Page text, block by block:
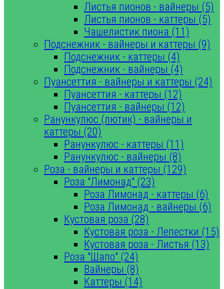
Листья пионов - вайнеры (5)
Листья пионов - каттеры (5)
Чашелистик пиона (11)
Подснежник - вайнеры и каттеры (9)
Подснежник - каттеры (4)
Подснежник - вайнеры (4)
Пуансеттия - вайнеры и каттеры (24)
Пуансеттия - каттеры (12)
Пуансеттия - вайнеры (12)
Ранункулюс (лютик) - вайнеры и
каттеры (20)
Ранункулюс - каттеры (11)
Ранункулюс - вайнеры (8)
Роза - вайнеры и каттеры (129)
Роза "Лимонад" (23)
Роза Лимонад - каттеры (6)
Роза Лимонад - вайнеры (6)
Кустовая роза (28)
Кустовая роза - Лепестки (15)
Кустовая роза - Листья (13)
Роза "Шапо" (24)
Вайнеры (8)
Каттеры (14)